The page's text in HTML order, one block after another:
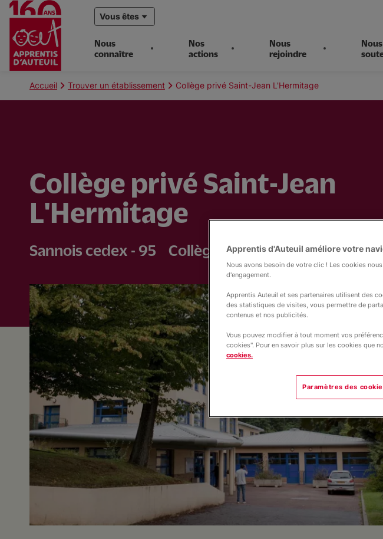
principal
Vous êtes
Nous
connaître
Nos
actions
Nous
rejoindre
Nous
Fil
Accueil Trouver un établissement Collège privé Saint-Jean L'Hermitage
Collège privé Saint-Jean
L'Hermitage
Sannois cedex - 95 Collège Apprentis d'Auteuil améliore votre
Nous avons besoin de votre clic ! Les cookies
d'engagement.
Apprentis Auteuil et ses partenaires utilisent des
des statistiques de visites, vous permettre de
contenus et nos publicités.
Vous pouvez modifier à tout moment vos
cookies". Pour en savoir plus sur les cookies que
cookies.
Paramètres des